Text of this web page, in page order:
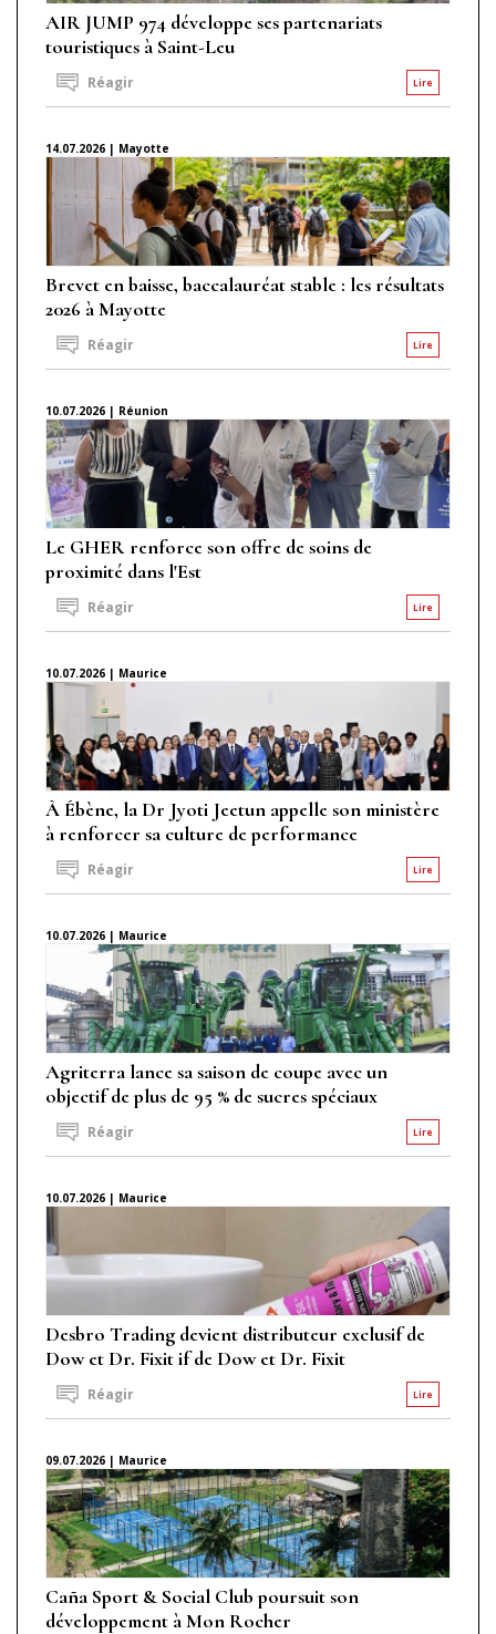
AIR JUMP 974 développe ses partenariats
touristiques à Saint-Leu
Lire
Réagir
14.07.2026 | Mayotte
Brevet en baisse, baccalauréat stable : les résultats
2026 à Mayotte
Lire
Réagir
10.07.2026 | Réunion
Le GHER renforce son offre de soins de
proximité dans l'Est
Lire
Réagir
10.07.2026 | Maurice
À Ébène, la Dr Jyoti Jeetun appelle son ministère
à renforcer sa culture de performance
Lire
Réagir
10.07.2026 | Maurice
Agriterra lance sa saison de coupe avec un
objectif de plus de 95 % de sucres spéciaux
Lire
Réagir
10.07.2026 | Maurice
Desbro Trading devient distributeur exclusif de
Dow et Dr. Fixit if de Dow et Dr. Fixit
Lire
Réagir
09.07.2026 | Maurice
Caña Sport & Social Club poursuit son
développement à Mon Rocher